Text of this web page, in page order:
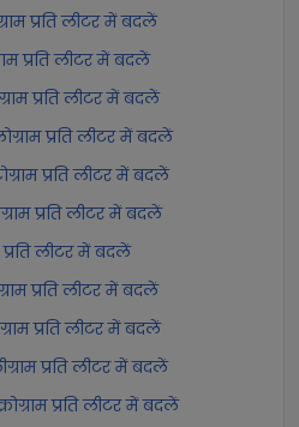
प्रति लीटर में बदलें
प्रति लीटर में बदलें
प्रति लीटर में बदलें
प्रति लीटर में बदलें
प्रति लीटर में बदलें
प्रति लीटर में बदलें
प्रति लीटर में बदलें
प्रति लीटर में बदलें
प्रति लीटर में बदलें
प्रति लीटर में बदलें
प्रति लीटर में बदलें